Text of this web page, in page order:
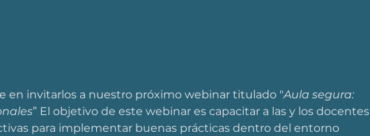
en invitarlos a nuestro próximo webinar titulado "Aula segura:
” El objetivo de este webinar es capacitar a las y los docentes
para implementar buenas prácticas dentro del entorno